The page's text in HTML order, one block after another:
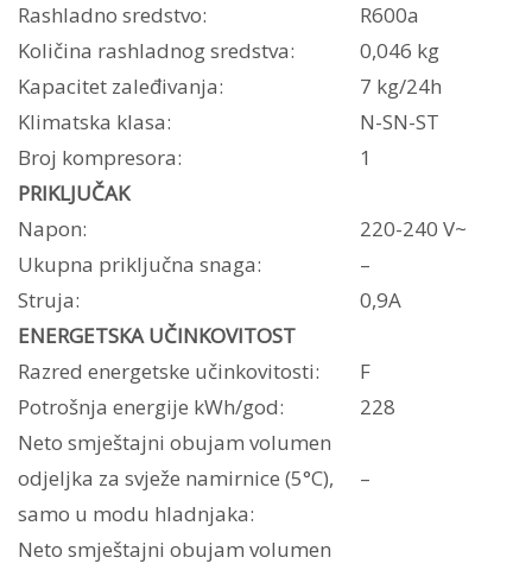
Rashladno sredstvo:
R600a
Količina rashladnog sredstva:
0,046 kg
Kapacitet zaleđivanja:
7 kg/24h
Klimatska klasa:
N-SN-ST
Broj kompresora:
1
PRIKLJUČAK
Napon:
220-240 V~
Ukupna priključna snaga:
–
Struja:
0,9A
ENERGETSKA UČINKOVITOST
Razred energetske učinkovitosti:
F
Potrošnja energije kWh/god:
228
Neto smještajni obujam volumen
odjeljka za svježe namirnice (5°C),
samo u modu hladnjaka:
–
Neto smještajni obujam volumen